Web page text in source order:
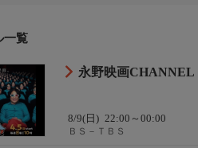
ジャパン
一覧
永野映画CHANNEL
8/9(日) 22:00～00:00
ＢＳ－ＴＢＳ